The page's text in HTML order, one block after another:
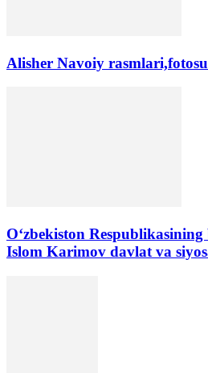
Alisher Navoiy
Oʻzbekiston
Islom Karimov davlat va